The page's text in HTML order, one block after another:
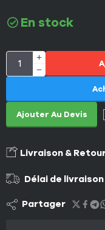
En stock
Ajouter Au Devis
Livraison &
Délai de
Partager